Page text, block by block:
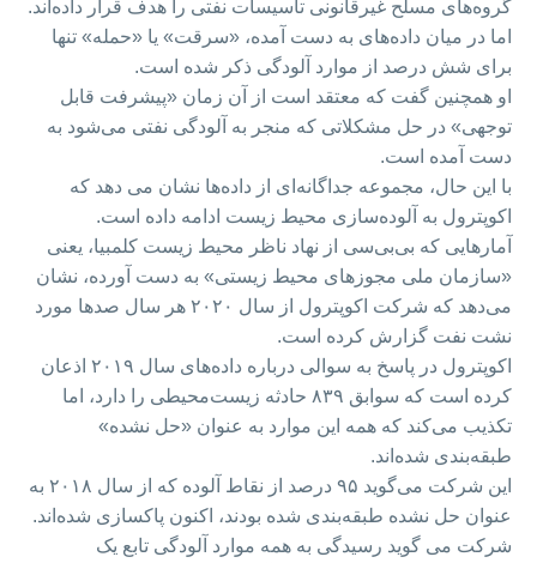
گروه‌های مسلح غیرقانونی تاسیسات نفتی را هدف قرار داده‌اند.
اما در میان داده‌های به دست آمده، «سرقت» یا «حمله» تنها
برای شش درصد از موارد آلودگی ذکر شده است.
او همچنین گفت که معتقد است از آن زمان «پیشرفت قابل
توجهی» در حل مشکلاتی که منجر به آلودگی نفتی می‌شود به
دست آمده است.
با این حال، مجموعه جداگانه‌ای از داده‌ها نشان می دهد که
اکوپترول به آلوده‌سازی محیط زیست ادامه داده است.
آمارهایی که بی‌بی‌سی از نهاد ناظر محیط زیست کلمبیا، یعنی
«سازمان ملی مجوزهای محیط زیستی» به دست آورده، نشان
می‌دهد که شرکت اکوپترول از سال ۲۰۲۰ هر سال صدها مورد
نشت نفت گزارش کرده است.
اکوپترول در پاسخ به سوالی درباره داده‌های سال ۲۰۱۹ اذعان
کرده است که سوابق ۸۳۹ حادثه زیست‌محیطی را دارد، اما
تکذیب می‌کند که همه این موارد به عنوان «حل نشده»
طبقه‌بندی شده‌اند.
این شرکت می‌گوید ۹۵ درصد از نقاط آلوده که از سال ۲۰۱۸ به
عنوان حل نشده طبقه‌بندی شده بودند، اکنون پاکسازی شده‌اند.
شرکت می گوید رسیدگی به همه موارد آلودگی تابع یک